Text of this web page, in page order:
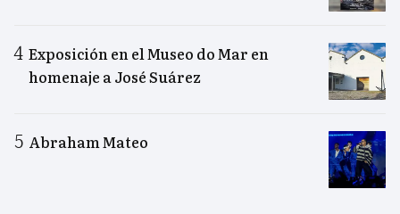
Exposición en el Museo do Mar en
homenaje a José Suárez
Abraham Mateo